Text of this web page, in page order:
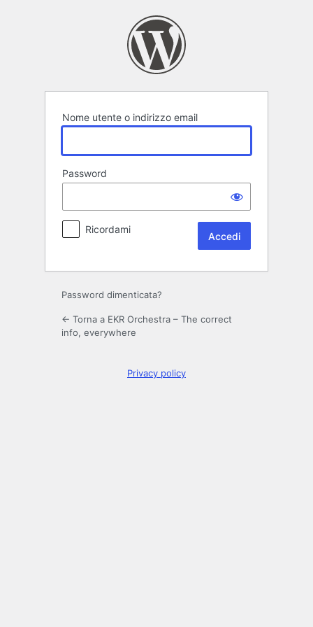
Nome utente o indirizzo email
Password
Ricordami
Password dimenticata?
← Torna a EKR Orchestra – The correct
info, everywhere
Privacy policy